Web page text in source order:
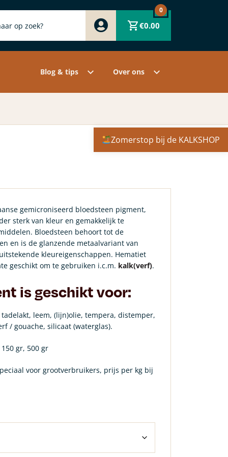
€0.00
0
Zwart
Grijs
Overige pigmenten
Blog & tips Over ons
Contact
gemicroniseerd bloedsteen pigment,
sterk van kleur en gemakkelijk te
Bloedsteen behoort tot de
en is de glanzende metaalvariant van
kleureigenschappen. Hematiet
geschikt om te gebruiken i.c.m. kalk(verf).
is geschikt voor:
leem, (lijn)olie, tempera, distemper,
/ gouache, silicaat (waterglas).
gr, 500 gr
voor grootverbruikers, prijs per kg bij
Zomerstop bij de KALKSHOP